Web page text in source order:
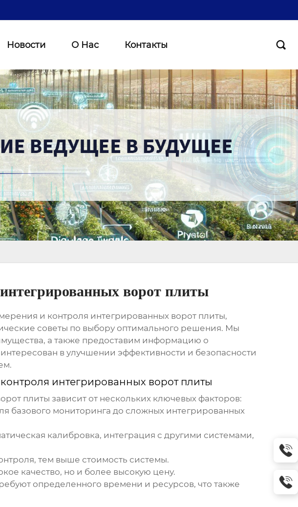
Новости О Нас Контакты 
ворот плиты
и контроля интегрированных ворот плиты,
советы по выбору оптимального решения. Мы
а также предоставим информацию о
в улучшении эффективности и безопасности
.
интегрированных ворот плиты
плиты зависит от нескольких ключевых факторов:
базового мониторинга до сложных интегрированных
калибровка, интеграция с другими системами,
тем выше стоимость системы.
качество, но и более высокую цену.
определенного времени и ресурсов, что также